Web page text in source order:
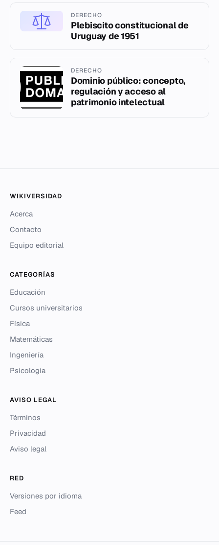
DERECHO
Plebiscito constitucional de
Uruguay de 1951
DERECHO
Dominio público: concepto,
regulación y acceso al
patrimonio intelectual
WIKIVERSIDAD
Acerca
Contacto
Equipo editorial
CATEGORÍAS
Educación
Cursos universitarios
Física
Matemáticas
Ingeniería
Psicología
AVISO LEGAL
Términos
Privacidad
Aviso legal
RED
Versiones por idioma
Feed